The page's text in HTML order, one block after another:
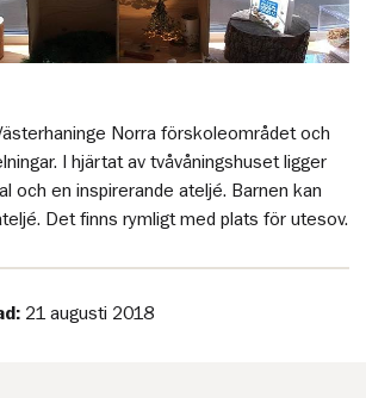
Norra förskoleområdet och
I hjärtat av tvåvåningshuset ligger
och en inspirerande ateljé. Barnen kan
Det finns rymligt med plats för utesov.
21 augusti 2018